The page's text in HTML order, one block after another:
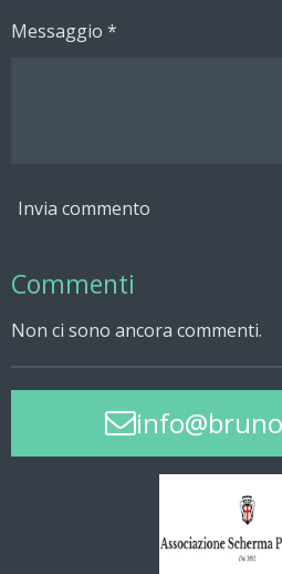
Messaggio *
Invia commento
Commenti
Non ci sono ancora commenti.